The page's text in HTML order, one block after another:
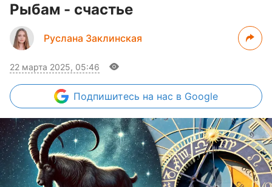
Рыбам - счастье
Руслана Заклинская
22 марта 2025, 05:46
Подпишитесь на нас в Google